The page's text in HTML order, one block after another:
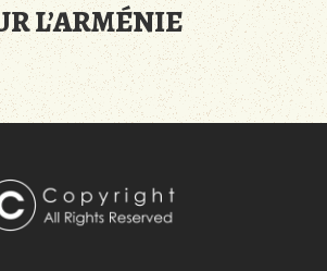
L’ARMÉNIE